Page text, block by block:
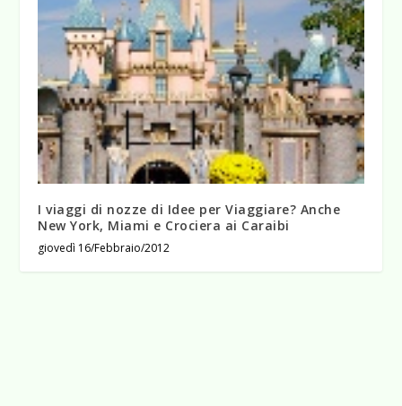
I viaggi di nozze di Idee per Viaggiare? Anche
New York, Miami e Crociera ai Caraibi
giovedì 16/Febbraio/2012